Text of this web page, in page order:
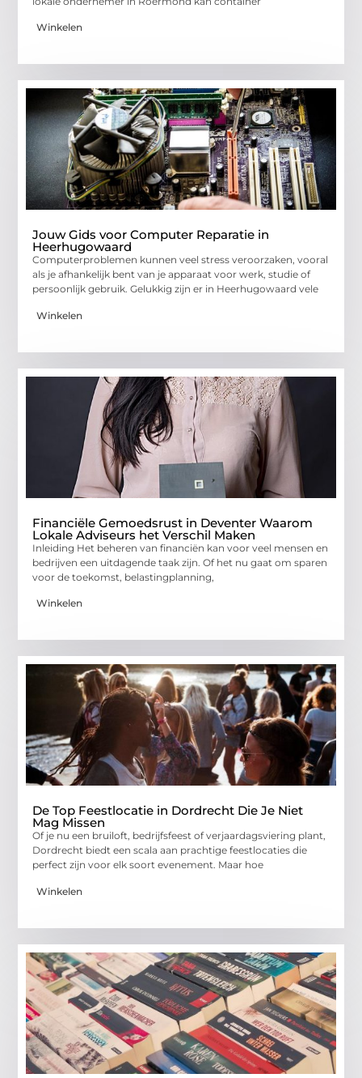
Winkelen
Jouw Gids voor Computer Reparatie in
Heerhugowaard
Computerproblemen kunnen veel stress veroorzaken, vooral
als je afhankelijk bent van je apparaat voor werk, studie of
persoonlijk gebruik. Gelukkig zijn er in Heerhugowaard vele
Winkelen
Financiële Gemoedsrust in Deventer Waarom
Lokale Adviseurs het Verschil Maken
Inleiding Het beheren van financiën kan voor veel mensen en
bedrijven een uitdagende taak zijn. Of het nu gaat om sparen
voor de toekomst, belastingplanning,
Winkelen
De Top Feestlocatie in Dordrecht Die Je Niet
Mag Missen
Of je nu een bruiloft, bedrijfsfeest of verjaardagsviering plant,
Dordrecht biedt een scala aan prachtige feestlocaties die
perfect zijn voor elk soort evenement. Maar hoe
Winkelen